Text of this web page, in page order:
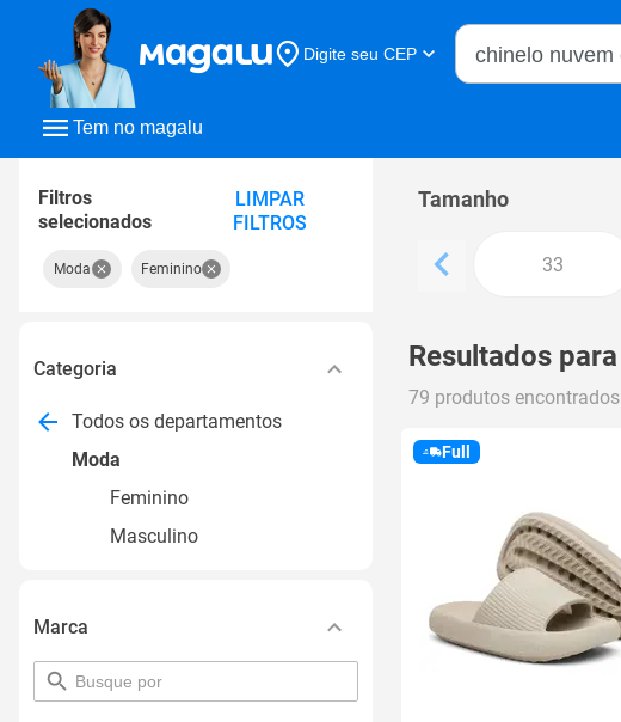
Tem no magalu
Digite seu CEP
Buscar no Magalu
Filtros
selecionados
LIMPAR
FILTROS
Moda Feminino
Categoria
Todos os departamentos
Moda
Feminino
Masculino
Marca
pesquisar
por
Tamanho
33
Resultados para
79 produtos encontrados
Full